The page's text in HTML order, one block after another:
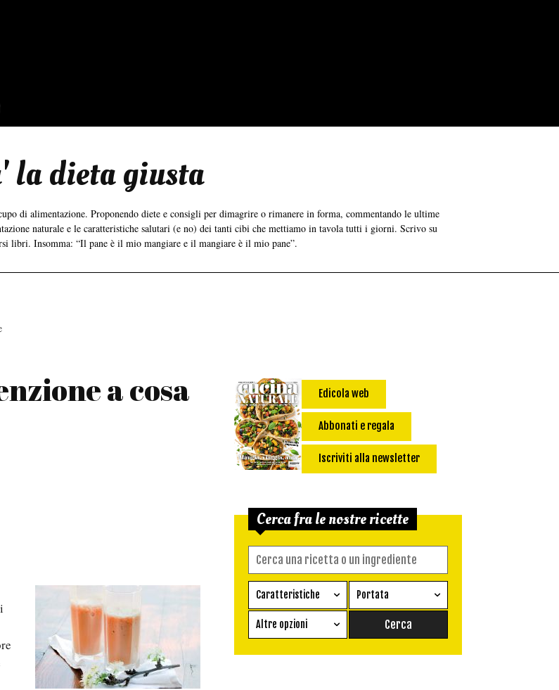
la dieta giusta
di alimentazione. Proponendo diete e consigli per dimagrire o rimanere in forma, commentando le ultime
naturale e le caratteristiche salutari (e no) dei tanti cibi che mettiamo in tavola tutti i giorni. Scrivo su
libri. Insomma: “Il pane è il mio mangiare e il mangiare è il mio pane”.
a cosa
Edicola web
Abbonati e regala
Iscriviti alla newsletter
Cerca fra le nostre ricette
Caratteristiche
Ricetta vegetariana
Senza glutine
Portata
Antipasto
Conserva
Altre opzioni